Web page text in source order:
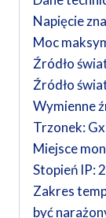
Napięcie
Moc
Źródło
Źródło
Wymienne
Trzonek:
Miejsce
Stopień IP:
Zakres
być